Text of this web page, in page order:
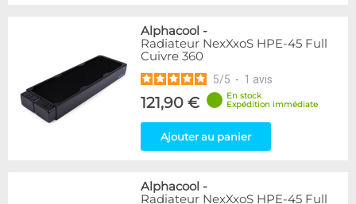
Alphacool -
Radiateur NexXxoS HPE-45 Full
Cuivre 360
5/5 - 1 avis
121,90 €
En stock
Expédition immédiate
Ajouter au panier
Alphacool -
Radiateur NexXxoS HPE-45 Full